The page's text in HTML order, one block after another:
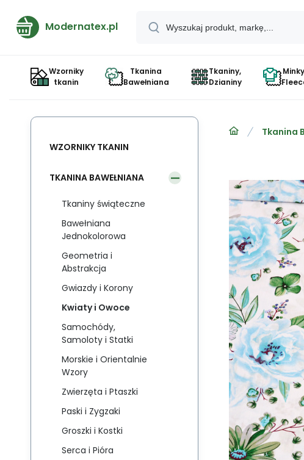
Modernatex.pl
Wzorniky
tkanin
Tkanina
Bawełniana
Tkaniny,
Dzianiny
Tkanina
WZORNIKY TKANIN
TKANINA BAWEŁNIANA
Tkaniny świąteczne
Bawełniana
Jednokolorowa
Geometria i
Abstrakcja
Gwiazdy i Korony
Kwiaty i Owoce
Samochódy,
Samoloty i Statki
Morskie i Orientalnie
Wzory
Zwierzęta i Ptaszki
Paski i Zygzaki
Groszki i Kostki
Serca i Pióra